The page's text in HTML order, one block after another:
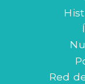
Red